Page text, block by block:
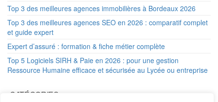
Top 3 des meilleures agences immobilières à Bordeaux 2026
Top 3 des meilleures agences SEO en 2026 : comparatif complet
et guide expert
Expert d’assuré : formation & fiche métier complète
Top 5 Logiciels SIRH & Paie en 2026 : pour une gestion
Ressource Humaine efficace et sécurisée au Lycée ou entreprise
CATÉGORIES